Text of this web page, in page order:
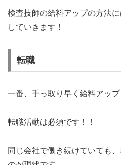
検査技師の給料アップの方法
していきます！
転職
一番、手っ取り早く給料アップ
転職活動は必須です！！
同じ会社で働き続けていても